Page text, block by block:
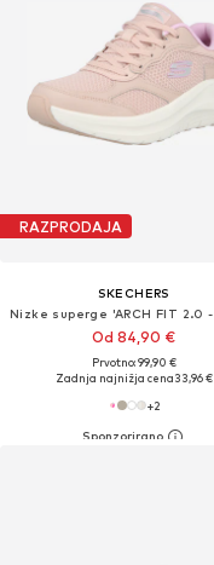
RAZPRODAJA
SKECHERS
Od 84,90 €
Prvotno: 99,90 €
Zadnja najnižja cena33,96 €
+2